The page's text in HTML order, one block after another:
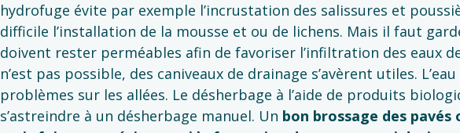
hydrofuge évite par exemple l’incrustation des salissures et
difficile l’installation de la mousse et ou de lichens. Mais il faut
doivent rester perméables afin de favoriser l’infiltration des eaux
n’est pas possible, des caniveaux de drainage s’avèrent utiles.
problèmes sur les allées. Le désherbage à l’aide de produits
s’astreindre à un désherbage manuel. Un bon brossage des pavés